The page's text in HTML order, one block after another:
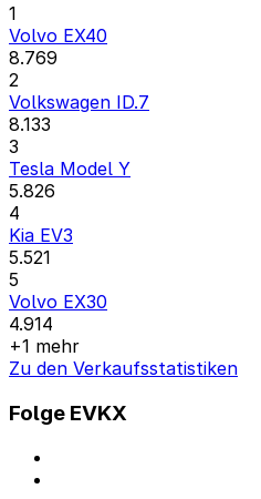
1
Volvo EX40
8.769
2
Volkswagen ID.7
8.133
3
Tesla Model Y
5.826
4
Kia EV3
5.521
5
Volvo EX30
4.914
+1 mehr
Zu den Verkaufsstatistiken
Folge EVKX